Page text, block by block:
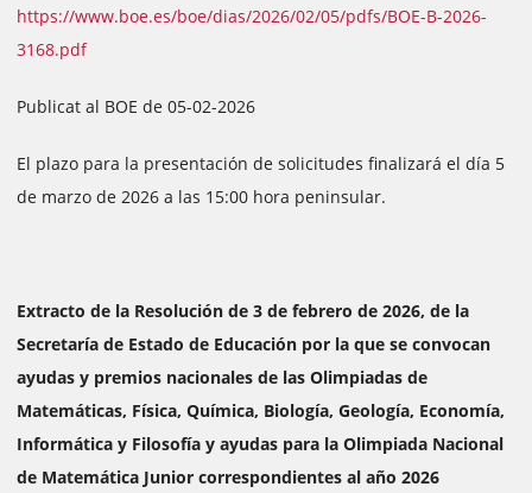
https://www.boe.es/boe/dias/2026/02/05/pdfs/BOE-B-2026-
3168.pdf
Publicat al BOE de 05-02-2026
El plazo para la presentación de solicitudes finalizará el día 5
de marzo de 2026 a las 15:00 hora peninsular.
Extracto de la Resolución de 3 de febrero de 2026, de la
Secretaría de Estado de Educación por la que se convocan
ayudas y premios nacionales de las Olimpiadas de
Matemáticas, Física, Química, Biología, Geología, Economía,
Informática y Filosofía y ayudas para la Olimpiada Nacional
de Matemática Junior correspondientes al año 2026